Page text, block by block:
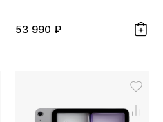
53 990 ₽